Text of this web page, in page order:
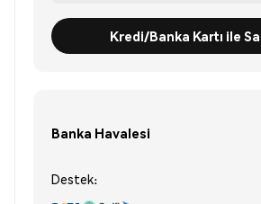
Kredi/Banka Kartı ile
Banka Havalesi
Destek: